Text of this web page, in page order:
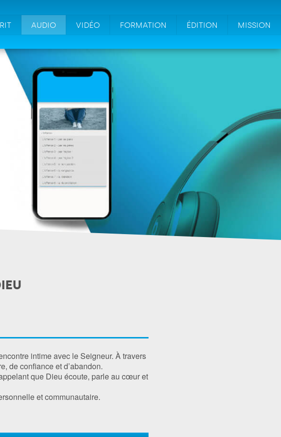
AUDIO VIDÉO FORMATION ÉDITION MISSION
intime avec le Seigneur. À travers
de confiance et d’abandon.
que Dieu écoute, parle au cœur et
et communautaire.